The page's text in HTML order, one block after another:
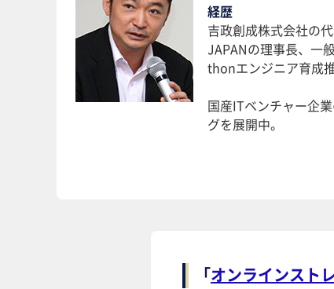
経歴
吉政創成株式会社の
JAPANの理事長、一
thonエンジニア育成
国産ITベンチャー企
グを展開中。
「オンラインスト